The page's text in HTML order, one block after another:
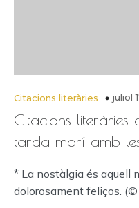
Citacions literàries juliol
Citacions
tarda morí amb
* La nostàlgia és aquell
dolorosament feliços.